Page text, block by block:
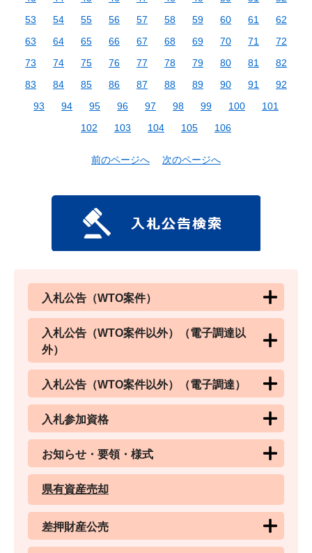
53
54 55 56 57 58 59 60 61
62
63
64 65 66 67 68 69 70 71
72
73
74 75 76 77 78 79 80 81
82
83
84 85 86 87 88 89 90 91
92
93
94 95 96 97 98 99 100
101
102
103 104 105 106
前のページへ 次のページへ
入札公告（WTO案件）
入札公告（WTO案件以外）（電子調達以
外）
入札公告（WTO案件以外）（電子調達）
入札参加資格
お知らせ・要領・様式
県有資産売却
差押財産公売